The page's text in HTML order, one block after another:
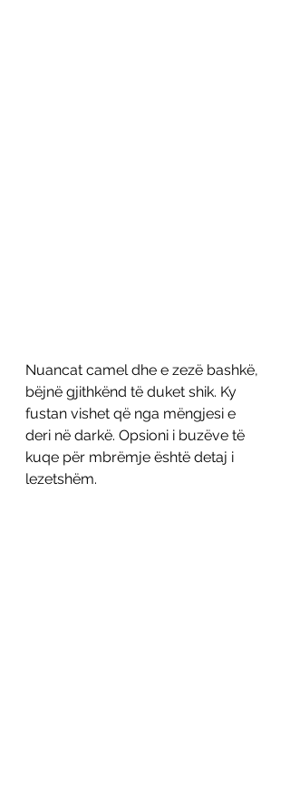
Nuancat camel dhe e zezë bashkë,
bëjnë gjithkënd të duket shik. Ky
fustan vishet që nga mëngjesi e
deri në darkë. Opsioni i buzëve të
kuqe për mbrëmje është detaj i
lezetshëm.